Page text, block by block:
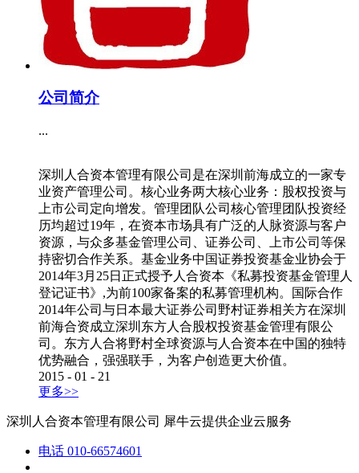
公司简介
...
深圳人合资本管理有限公司是在深圳前海成立的一家专
业资产管理公司。核心业务两大核心业务：股权投资与
上市公司定向增发。管理团队公司核心管理团队投资经
历均超过19年，在资本市场具有广泛的人脉资源与客户
资源，与众多基金管理公司、证券公司、上市公司等保
持密切合作关系。基金业务中国证券投资基金业协会于
2014年3月25日正式授予人合资本《私募投资基金管理人
登记证书》,为前100家备案的私募管理机构。国际合作
2014年公司与日本最大证券公司野村证券相关方在深圳
前海合资成立深圳东方人合股权投资基金管理有限公
司。东方人合将野村全球资源与人合资本在中国的独特
优势融合，强强联手，为客户创造更大价值。
2015 - 01 - 21
更多>>
深圳人合资本管理有限公司 犀牛云提供企业云服务
电话 010-66574601